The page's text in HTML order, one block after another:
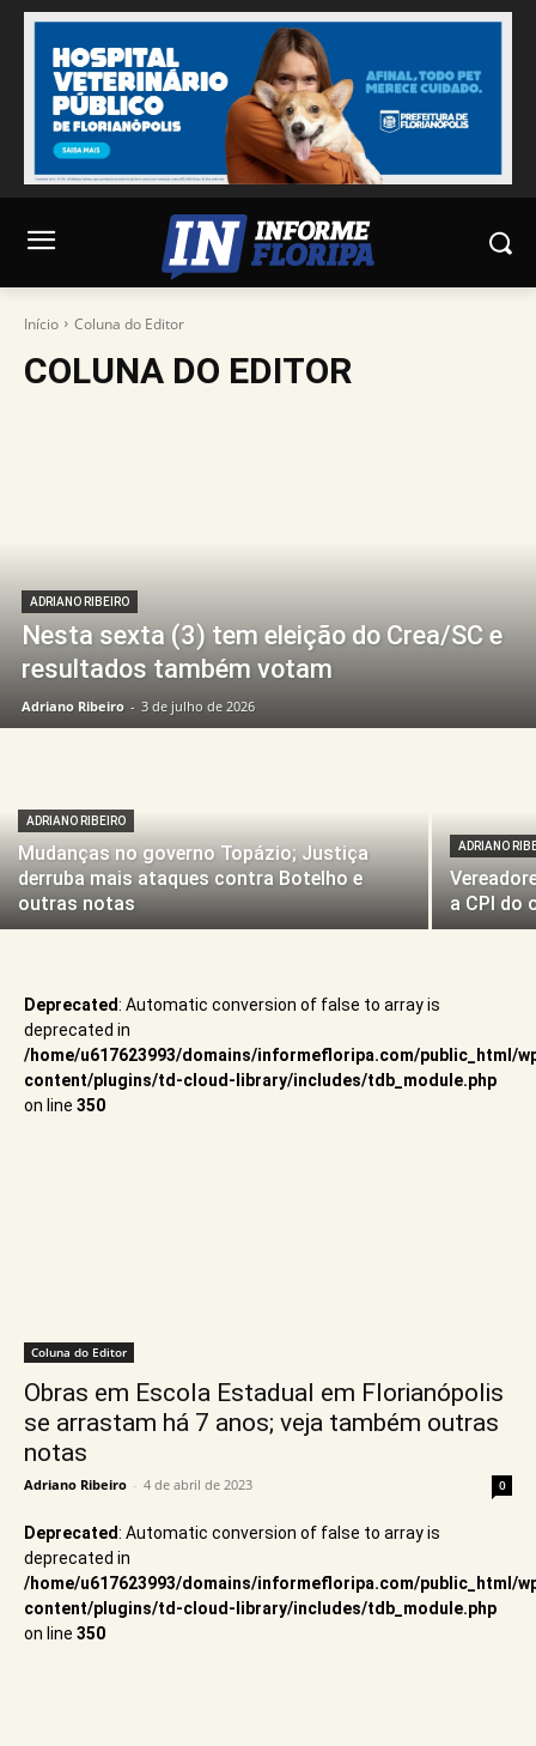
Início Coluna do Editor
COLUNA DO EDITOR
ADRIANO RIBEIRO
Nesta sexta (3) tem eleição do Crea/SC e
resultados também votam
Adriano Ribeiro - 3 de julho de 2026
ADRIANO RIBEIRO
Mudanças no governo Topázio; Justiça
derruba mais ataques contra Botelho e
outras notas
ADRIANO
a CPI do
Coluna do Editor
Deprecated: Automatic conversion of false to array is
deprecated in
/home/u617623993/domains/informefloripa.com/public_html/
content/plugins/td-cloud-library/includes/tdb_module.php
on line 350
Obras em Escola Estadual em Florianópolis
se arrastam há 7 anos; veja também outras
notas
Adriano Ribeiro - 4 de abril de 2023 0
Deprecated: Automatic conversion of false to array is
deprecated in
/home/u617623993/domains/informefloripa.com/public_html/
content/plugins/td-cloud-library/includes/tdb_module.php
on line 350